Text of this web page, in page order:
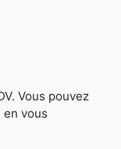
Vous pouvez
vous